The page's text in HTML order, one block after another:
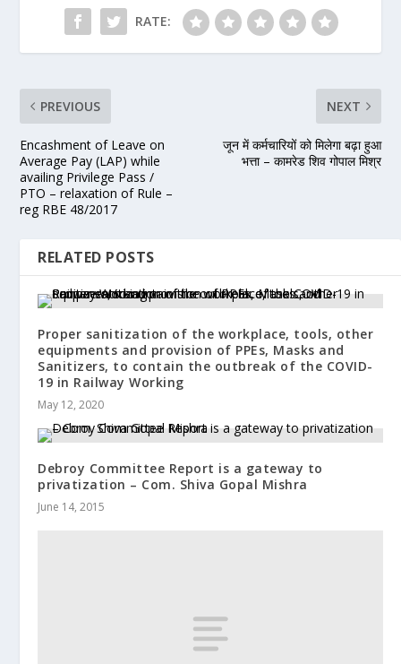
RATE:
PREVIOUS
Encashment of Leave on
Average Pay (LAP) while
availing Privilege Pass /
PTO – relaxation of Rule –
reg RBE 48/2017
NEXT
जून में कर्मचारियों को मिलेगा बढ़ा हुआ
भत्ता – कामरेड शिव गोपाल मिश्र
RELATED POSTS
Proper sanitization of the workplace, tools, other
equipments and provision of PPEs, Masks and
Sanitizers, to contain the outbreak of the COVID-
19 in Railway Working
May 12, 2020
Debroy Committee Report is a gateway to
privatization – Com. Shiva Gopal Mishra
June 14, 2015